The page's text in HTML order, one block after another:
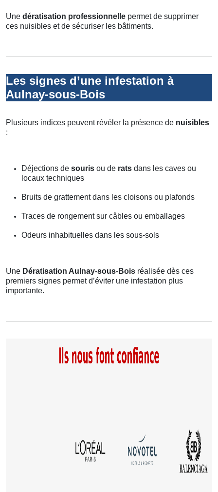
Une dératisation professionnelle permet de supprimer
ces nuisibles et de sécuriser les bâtiments.
Les signes d’une infestation à
Aulnay-sous-Bois
Plusieurs indices peuvent révéler la présence de nuisibles
:
Déjections de souris ou de rats dans les caves ou
locaux techniques
Bruits de grattement dans les cloisons ou plafonds
Traces de rongement sur câbles ou emballages
Odeurs inhabituelles dans les sous-sols
Une Dératisation Aulnay-sous-Bois réalisée dès ces
premiers signes permet d’éviter une infestation plus
importante.